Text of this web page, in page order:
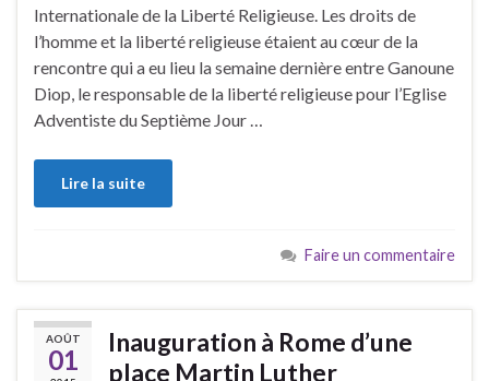
Internationale de la Liberté Religieuse. Les droits de
l’homme et la liberté religieuse étaient au cœur de la
rencontre qui a eu lieu la semaine dernière entre Ganoune
Diop, le responsable de la liberté religieuse pour l’Eglise
Adventiste du Septième Jour …
Lire la suite
Faire un commentaire
AOÛT
01
Inauguration à Rome d’une
place Martin Luther